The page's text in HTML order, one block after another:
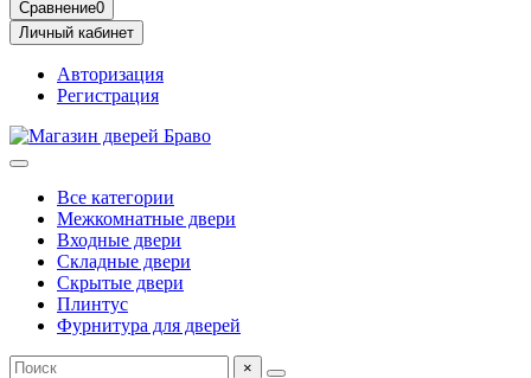
Сравнение0
Личный кабинет
Авторизация
Регистрация
Все категории
Межкомнатные двери
Входные двери
Складные двери
Скрытые двери
Плинтус
Фурнитура для дверей
×